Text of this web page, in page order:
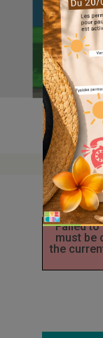
Failed to
must be
the